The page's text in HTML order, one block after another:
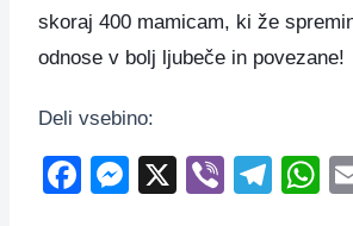
skoraj 400 mamicam, ki že
odnose v bolj ljubeče in povezane!
Deli vsebino:
F
M
X
Vi
T